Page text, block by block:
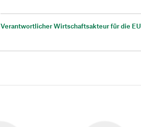
Verantwortlicher Wirtschaftsakteur für die EU